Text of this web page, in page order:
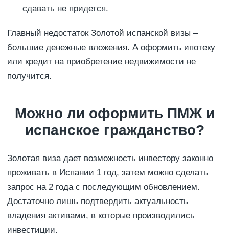
сдавать не придется.
Главный недостаток Золотой испанской визы –
большие денежные вложения. А оформить ипотеку
или кредит на приобретение недвижимости не
получится.
Можно ли оформить ПМЖ и
испанское гражданство?
Золотая виза дает возможность инвестору законно
проживать в Испании 1 год, затем можно сделать
запрос на 2 года с последующим обновлением.
Достаточно лишь подтвердить актуальность
владения активами, в которые производились
инвестиции.